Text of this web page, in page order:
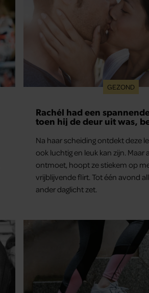
GEZOND
Rachél had een
toen hij de deur uit was,
Na haar scheiding ontdekt deze
ook luchtig en leuk kan zijn. Maar
ontmoet, hoopt ze stiekem op
vrijblijvende flirt. Tot één avond
ander daglicht zet.